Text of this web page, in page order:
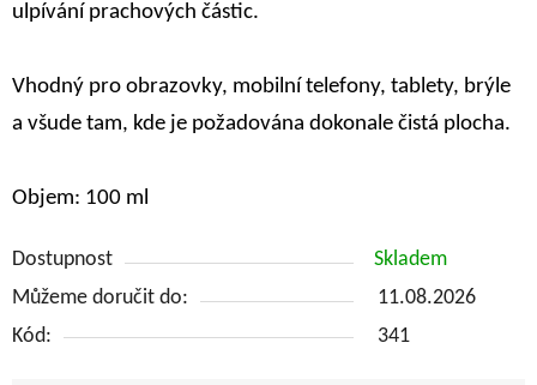
ulpívání prachových částic.
Vhodný pro obrazovky, mobilní telefony, tablety, brýle
a všude tam, kde je požadována dokonale čistá plocha.
Objem: 100 ml
Dostupnost
Skladem
Můžeme doručit do:
11.08.2026
Kód:
341